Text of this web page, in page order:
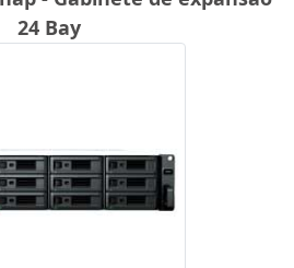
24 Bay